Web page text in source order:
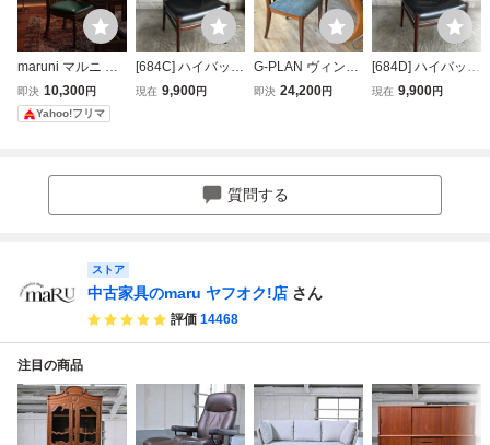
maruni マルニ ダ
イニングチェア ミ
ッドセンチュリー
ターコイズ 木製チ
即決 10,300円
Yahoo!フリマ
[684C] ハイバック
チェア / SORO 北
age ミッドセンチ
現在 9,900円
G-PLAN ヴィンテ
ージ スラットバッ
0s/1960s/gplan/er
col/イギリス
即決 24,200円
[684D] ハイバック
チェア / SORO 北
現在 9,900円
質問する
ストア
中古家具のmaru ヤフオク!店 さん
評価 14468
注目の商品